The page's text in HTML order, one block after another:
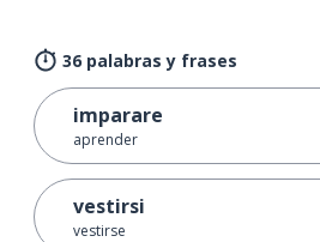
36 palabras y frases
imparare
aprender
vestirsi
vestirse